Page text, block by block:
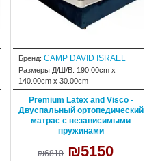
Бренд: CAMP DAVID ISRAEL
Размеры Д/Ш/В: 190.00cm x
140.00cm x 30.00cm
Premium Latex and Visco -
Двуспальный ортопедический
матрас с независимыми
пружинами
₪6810 ₪5150